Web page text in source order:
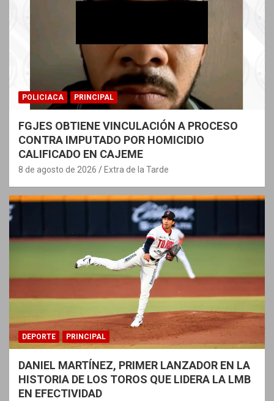
POLICIACA PRINCIPAL
FGJES OBTIENE VINCULACIÓN A PROCESO
CONTRA IMPUTADO POR HOMICIDIO
CALIFICADO EN CAJEME
8 de agosto de 2026 Extra de la Tarde
DEPORTE PRINCIPAL
DANIEL MARTÍNEZ, PRIMER LANZADOR EN LA
HISTORIA DE LOS TOROS QUE LIDERA LA LMB
EN EFECTIVIDAD